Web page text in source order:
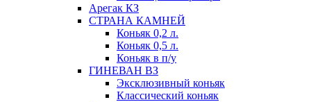
Арегак КЗ
СТРАНА КАМНЕЙ
Коньяк 0,2 л.
Коньяк 0,5 л.
Коньяк в п/у
ГИНЕВАН ВЗ
Эксклюзивный коньяк
Классический коньяк